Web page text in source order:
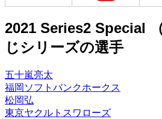
2021 Series2 Special
じシリーズの選手
五十嵐亮太
福岡ソフトバンクホークス
松岡弘
東京ヤクルトスワローズ